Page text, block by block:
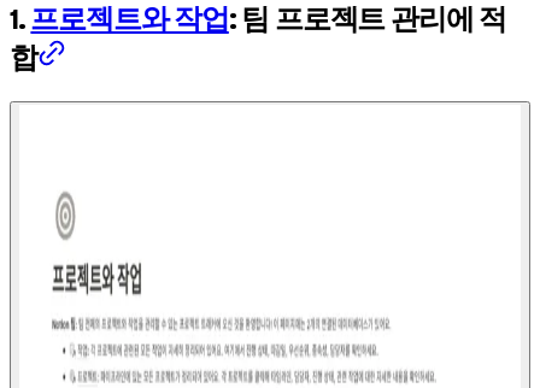
1.프로젝트와 작업: 팀 프로젝트 관리에 적
합